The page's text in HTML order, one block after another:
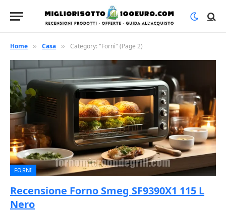
Home » Casa » Category: "Forni" (Page 2)
FORNI
Recensione Forno Smeg SF9390X1 115 L
Nero